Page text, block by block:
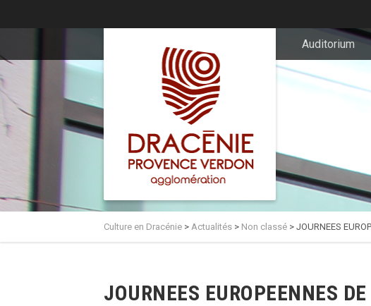
Auditorium
Culture en Dracénie > Actualités > Non classé > JOURNEES
JOURNEES EUROPEENNES